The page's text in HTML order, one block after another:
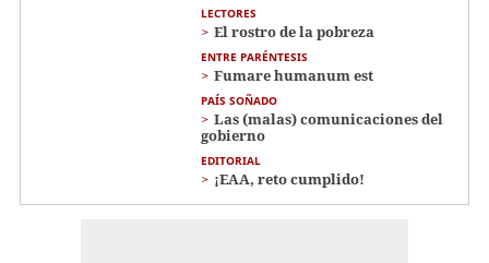
LECTORES
El rostro de la pobreza
ENTRE PARÉNTESIS
Fumare humanum est
PAÍS SOÑADO
Las (malas) comunicaciones del
gobierno
EDITORIAL
¡EAA, reto cumplido!